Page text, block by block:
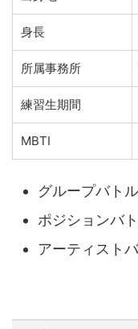
身長
所属事務所
練習生期間
MBTI
グループバト
ポジションバ
アーティスト